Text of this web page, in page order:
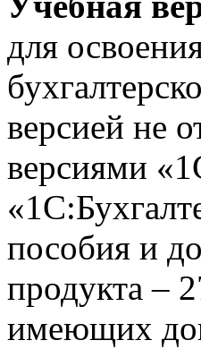
для
версией не
версиями
пособия и
продукта –
имеющих